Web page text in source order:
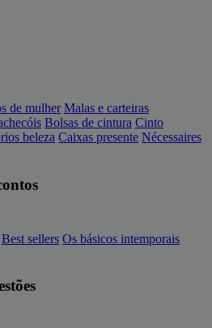
de mulher Malas e carteiras
Bolsas de cintura Cinto
beleza Caixas presente Nécessaires
Best sellers Os básicos intemporais